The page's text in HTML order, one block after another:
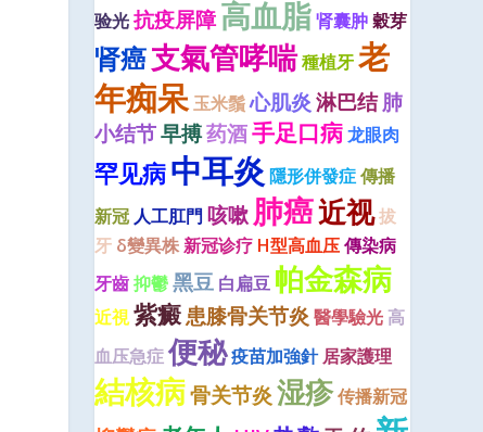
验光抗疫屏障高血脂肾囊肿穀芽
肾癌支氣管哮喘種植牙老
年痴呆玉米鬚心肌炎 淋巴结肺
小结节早搏药酒手足口病龙眼肉
罕见病中耳炎 隱形併發症傳播
新冠 人工肛門 咳嗽肺癌近视拔
牙 δ變異株新冠诊疗 H型高血压傳染病
牙齒抑鬱黑豆 白扁豆 帕金森病
近視紫癜患膝骨关节炎 醫學驗光高
血压急症便秘疫苗加強針 居家護理
結核病骨关节炎 湿疹传播新冠